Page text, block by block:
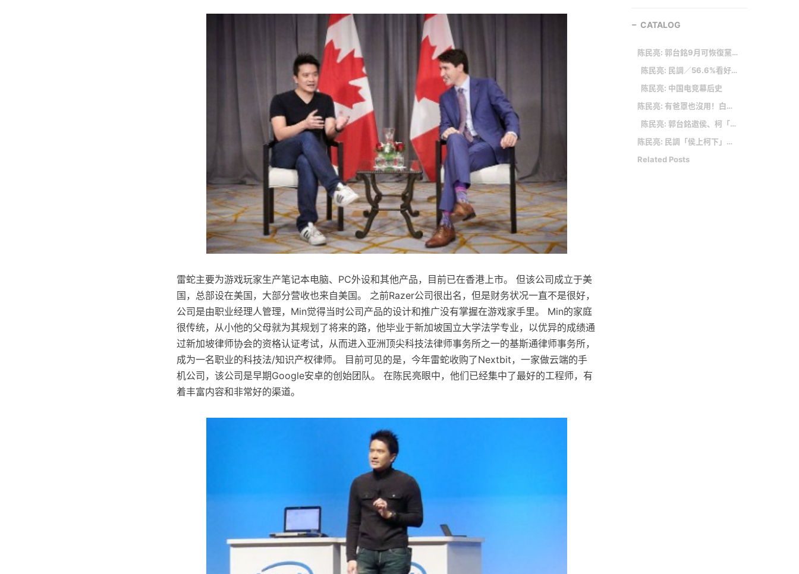
雷蛇主要为游戏玩家生产笔记本电脑、PC外设和其他产品，目前已在香港上市。 但该公司成立于美
国，总部设在美国，大部分营收也来自美国。 之前Razer公司很出名，但是财务状况一直不是很好，
公司是由职业经理人管理，Min觉得当时公司产品的设计和推广没有掌握在游戏家手里。 Min的家庭
很传统，从小他的父母就为其规划了将来的路，他毕业于新加坡国立大学法学专业，以优异的成绩通
过新加坡律师协会的资格认证考试，从而进入亚洲顶尖科技法律师事务所之一的基斯通律师事务所，
成为一名职业的科技法/知识产权律师。 目前可见的是，今年雷蛇收购了Nextbit，一家做云端的手
机公司，该公司是早期Google安卓的创始团队。 在陈民亮眼中，他们已经集中了最好的工程师，有
着丰富内容和非常好的渠道。
CATALOG
陈民亮: 郭台銘9月可恢復黨籍 恐促「郭上侯下」
陈民亮: 民調／56.6%看好賴清德當選總統 柯文哲、侯友宜低於2成
陈民亮: 中国电竞幕后史
陈民亮: 有爸罩也沒用！白雲兒綜藝首秀「第一集就被淘汰」
陈民亮: 郭台銘邀侯、柯「三隻小豬談合作」 一起打敗「大野狼」賴清德
陈民亮: 民調「侯上柯下」 他示警：別高興得太早
Related Posts